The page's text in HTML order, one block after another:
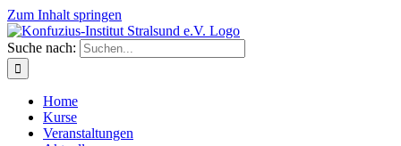
Zum Inhalt springen
Suche nach:
Home
Kurse
Veranstaltungen